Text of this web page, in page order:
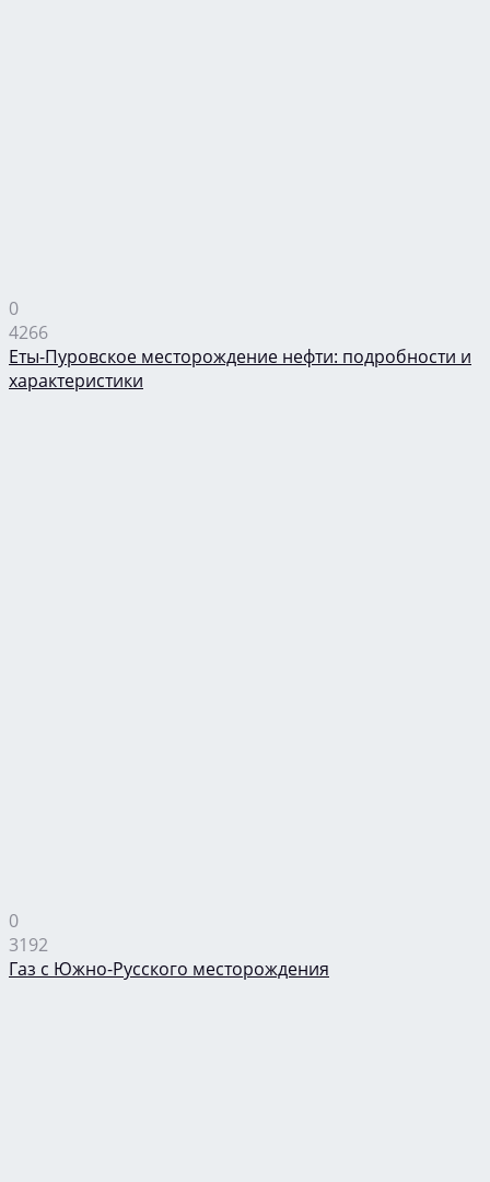
0
4266
Еты-Пуровское месторождение нефти: подробности и
характеристики
0
3192
Газ с Южно-Русского месторождения